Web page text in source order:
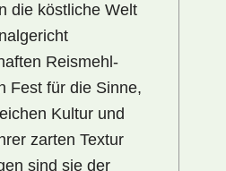
die köstliche Welt
Reismehl-
Fest für die Sinne,
Kultur und
zarten Textur
sind sie der